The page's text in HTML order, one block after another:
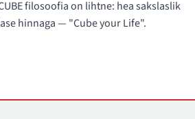
filosoofia on lihtne: hea sakslaslik
hinnaga — "Cube your Life".